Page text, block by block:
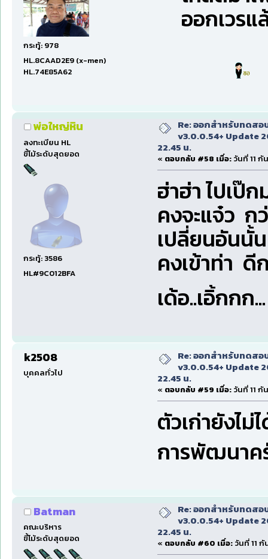
กระทู้: 978
HL.8CAAD2E9 (x-men)
HL.74E85A62
ออกเวรแ
พ่อใหญ่หิน
ลงทะเบียน HL
ขี้โม้ระดับสุดยอด
กระทู้: 3586
HL#9C012BFA
Re: ออกสำหรับทดสอ
v3.0.0.54+ Update
22.45 น.
« ตอบกลับ #58 เมื่อ: วันที่ 11 กั
ฮ่าฮ่า ไปเป๊
คงจะแจ๋ว ก
เปลี่ยนอันนั้
คงเข้าท่า ดี
เด้อ..เอิ้กกก
k2508
บุคคลทั่วไป
Re: ออกสำหรับทดสอ
v3.0.0.54+ Update
22.45 น.
« ตอบกลับ #59 เมื่อ: วันที่ 11 กั
ตัวเก่ายังไ
การพัฒนา
Batman
คณะบริหาร
ขี้โม้ระดับสุดยอด
Re: ออกสำหรับทดสอ
v3.0.0.54+ Update
22.45 น.
« ตอบกลับ #60 เมื่อ: วันที่ 11